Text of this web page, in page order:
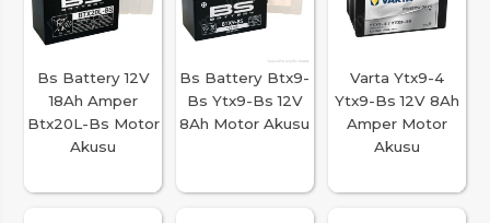
Bs Battery 12V
18Ah Amper
Btx20L-Bs Motor
Akusu
Bs Battery Btx9-
Bs Ytx9-Bs 12V
8Ah Motor Akusu
Varta Ytx9-4
Ytx9-Bs 12V 8Ah
Amper Motor
Akusu